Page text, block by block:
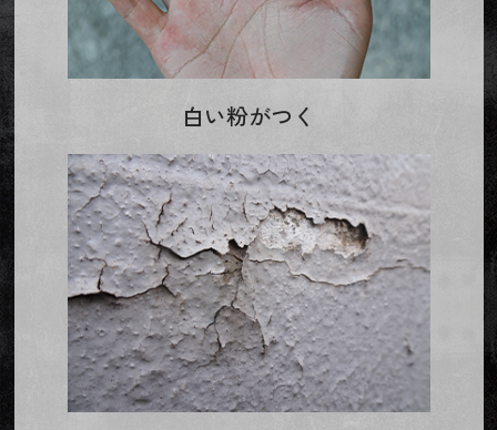
白い粉がつく